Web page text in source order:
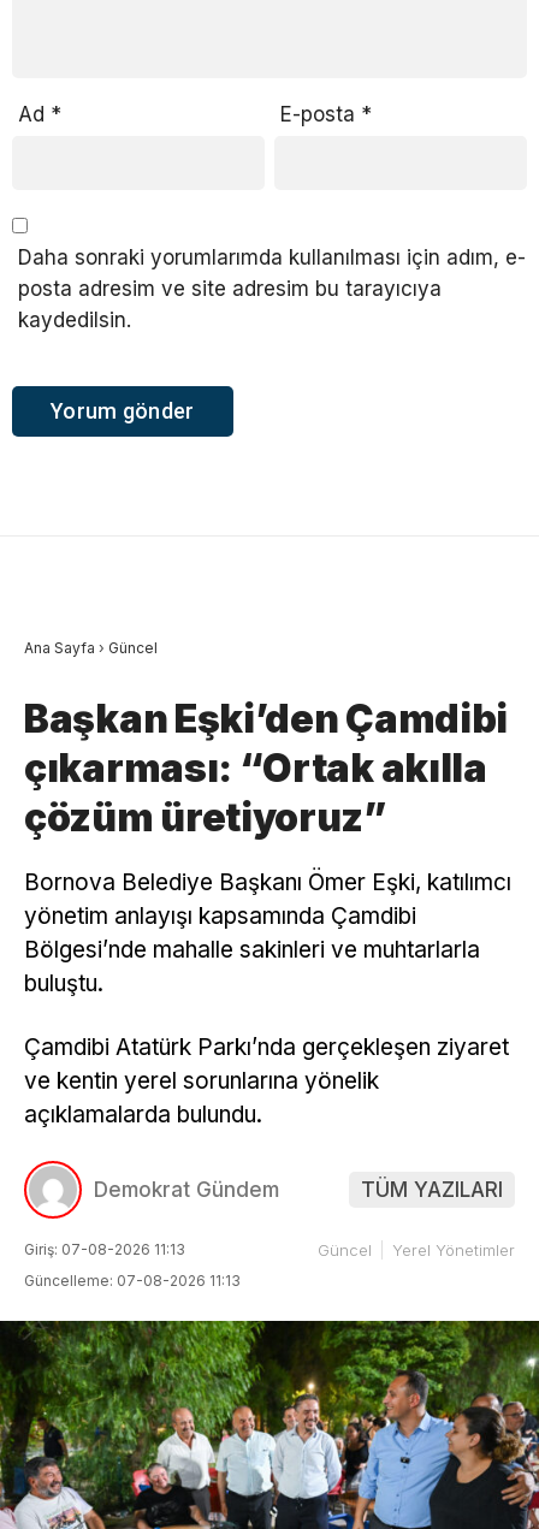
Ad * E-posta *
Daha sonraki yorumlarımda kullanılması için adım, e-
posta adresim ve site adresim bu tarayıcıya
kaydedilsin.
Ana Sayfa › Güncel
Başkan Eşki’den Çamdibi
çıkarması: “Ortak akılla
çözüm üretiyoruz”
Bornova Belediye Başkanı Ömer Eşki, katılımcı
yönetim anlayışı kapsamında Çamdibi
Bölgesi’nde mahalle sakinleri ve muhtarlarla
buluştu.
Çamdibi Atatürk Parkı’nda gerçekleşen ziyaret
ve kentin yerel sorunlarına yönelik
açıklamalarda bulundu.
Demokrat Gündem TÜM YAZILARI
Giriş: 07-08-2026 11:13
Güncelleme: 07-08-2026 11:13
Güncel Yerel Yönetimler